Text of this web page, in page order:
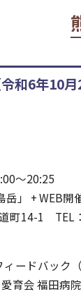
和6年10月
～20:25
」 + WEB開
14-1 TEL
ードバック（
育会 福田病院